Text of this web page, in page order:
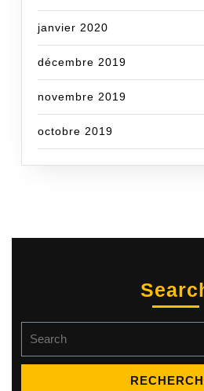
janvier 2020
décembre 2019
novembre 2019
octobre 2019
for: